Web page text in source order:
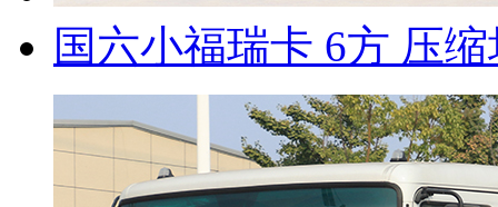
国六小福瑞卡 6方 压